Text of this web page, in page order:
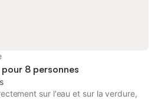
8 personnes
sur l'eau et sur la verdure,